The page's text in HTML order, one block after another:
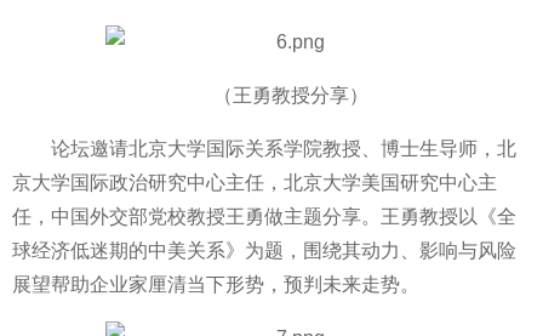
（王勇教授分享）
论坛邀请北京大学国际关系学院教授、博士生导师，北
京大学国际政治研究中心主任，北京大学美国研究中心主
任，中国外交部党校教授王勇做主题分享。王勇教授以《全
球经济低迷期的中美关系》为题，围绕其动力、影响与风险
展望帮助企业家厘清当下形势，预判未来走势。